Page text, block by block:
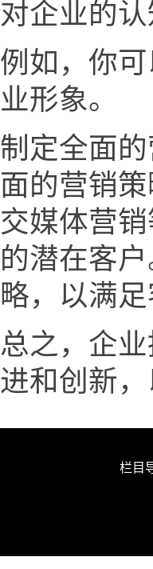
对企业的
例如，你
业形象。
制定全面
面的营销
交媒体营
的潜在客
略，以满
总之，企
进和创新
栏目